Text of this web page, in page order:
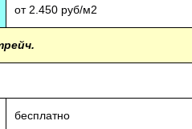
от 2.450 руб/м2
бесплатно